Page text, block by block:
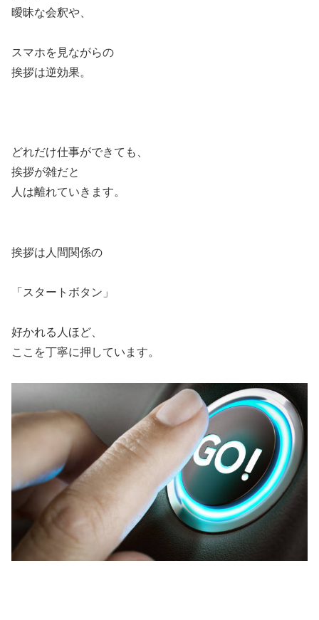
曖昧な会釈や、
スマホを見ながらの
挨拶は逆効果。
どれだけ仕事ができても、
挨拶が雑だと
人は離れていきます。
挨拶は人間関係の
「スタートボタン」
好かれる人ほど、
ここを丁寧に押しています。